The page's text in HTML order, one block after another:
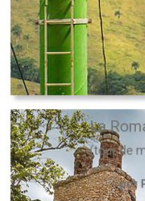
La
(tour de
por